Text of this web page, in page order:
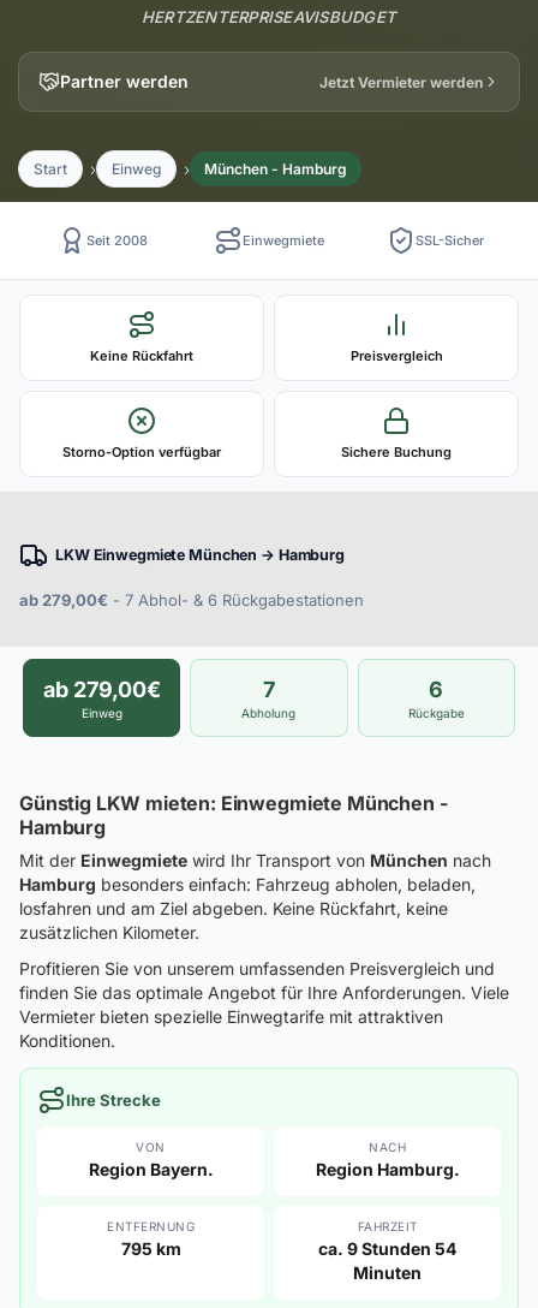
HERTZENTERPRISEAVISBUDGET
Partner werden Jetzt Vermieter werden
Start Einweg München - Hamburg
Seit 2008 Einwegmiete SSL-Sicher
Keine Rückfahrt Preisvergleich
Storno-Option verfügbar Sichere Buchung
LKW Einwegmiete München → Hamburg
ab 279,00€ - 7 Abhol- & 6 Rückgabestationen
ab 279,00€
Einweg
7
Abholung
6
Rückgabe
Günstig LKW mieten: Einwegmiete München -
Hamburg
Mit der Einwegmiete wird Ihr Transport von München nach
Hamburg besonders einfach: Fahrzeug abholen, beladen,
losfahren und am Ziel abgeben. Keine Rückfahrt, keine
zusätzlichen Kilometer.
Profitieren Sie von unserem umfassenden Preisvergleich und
finden Sie das optimale Angebot für Ihre Anforderungen. Viele
Vermieter bieten spezielle Einwegtarife mit attraktiven
Konditionen.
Ihre Strecke
VON
Region Bayern.
NACH
Region Hamburg.
ENTFERNUNG
795 km
FAHRZEIT
ca. 9 Stunden 54
Minuten